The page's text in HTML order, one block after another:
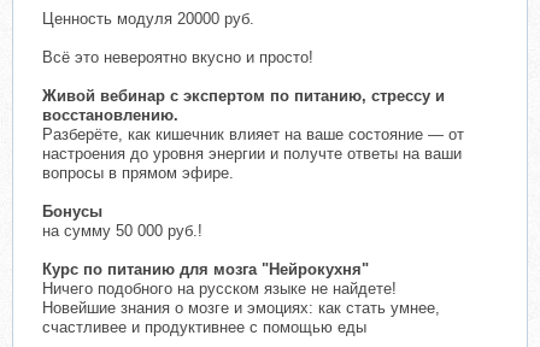
Ценность модуля 20000 руб.
Всё это невероятно вкусно и просто!
Живой вебинар с экспертом по питанию, стрессу и
восстановлению.
Разберёте, как кишечник влияет на ваше состояние — от
настроения до уровня энергии и получте ответы на ваши
вопросы в прямом эфире.
Бонусы
на сумму 50 000 руб.!
Курс по питанию для мозга "Нейрокухня"
Ничего подобного на русском языке не найдете!
Новейшие знания о мозге и эмоциях: как стать умнее,
счастливее и продуктивнее с помощью еды